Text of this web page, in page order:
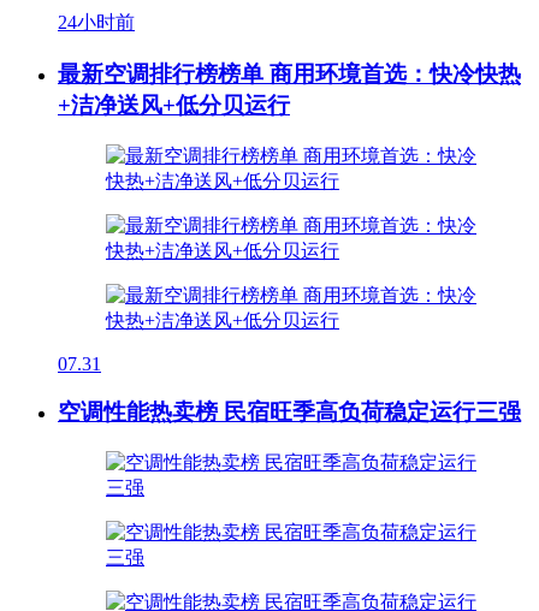
24小时前
最新空调排行榜榜单 商用环境首选：快冷快热
+洁净送风+低分贝运行
07.31
空调性能热卖榜 民宿旺季高负荷稳定运行三强